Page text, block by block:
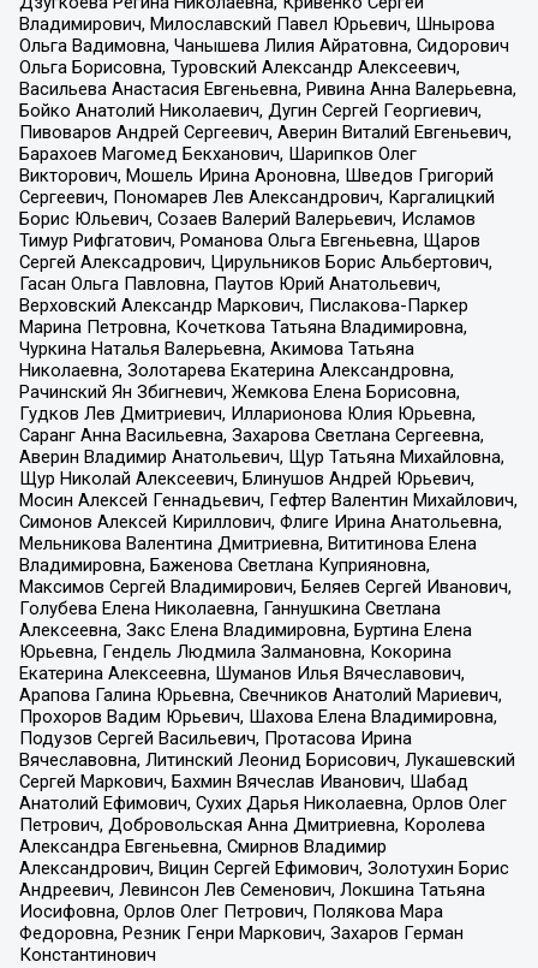
Владимирович, Милославский Павел Юрьевич, Шнырова
Ольга Вадимовна, Чанышева Лилия Айратовна, Сидорович
Ольга Борисовна, Туровский Александр Алексеевич,
Васильева Анастасия Евгеньевна, Ривина Анна Валерьевна,
Бойко Анатолий Николаевич, Дугин Сергей Георгиевич,
Пивоваров Андрей Сергеевич, Аверин Виталий Евгеньевич,
Барахоев Магомед Бекханович, Шарипков Олег
Викторович, Мошель Ирина Ароновна, Шведов Григорий
Сергеевич, Пономарев Лев Александрович, Каргалицкий
Борис Юльевич, Созаев Валерий Валерьевич, Исламов
Тимур Рифгатович, Романова Ольга Евгеньевна, Щаров
Сергей Алексадрович, Цирульников Борис Альбертович,
Гасан Ольга Павловна, Паутов Юрий Анатольевич,
Верховский Александр Маркович, Пислакова-Паркер
Марина Петровна, Кочеткова Татьяна Владимировна,
Чуркина Наталья Валерьевна, Акимова Татьяна
Николаевна, Золотарева Екатерина Александровна,
Рачинский Ян Збигневич, Жемкова Елена Борисовна,
Гудков Лев Дмитриевич, Илларионова Юлия Юрьевна,
Саранг Анна Васильевна, Захарова Светлана Сергеевна,
Аверин Владимир Анатольевич, Щур Татьяна Михайловна,
Щур Николай Алексеевич, Блинушов Андрей Юрьевич,
Мосин Алексей Геннадьевич, Гефтер Валентин Михайлович,
Симонов Алексей Кириллович, Флиге Ирина Анатольевна,
Мельникова Валентина Дмитриевна, Вититинова Елена
Владимировна, Баженова Светлана Куприяновна,
Максимов Сергей Владимирович, Беляев Сергей Иванович,
Голубева Елена Николаевна, Ганнушкина Светлана
Алексеевна, Закс Елена Владимировна, Буртина Елена
Юрьевна, Гендель Людмила Залмановна, Кокорина
Екатерина Алексеевна, Шуманов Илья Вячеславович,
Арапова Галина Юрьевна, Свечников Анатолий Мариевич,
Прохоров Вадим Юрьевич, Шахова Елена Владимировна,
Подузов Сергей Васильевич, Протасова Ирина
Вячеславовна, Литинский Леонид Борисович, Лукашевский
Сергей Маркович, Бахмин Вячеслав Иванович, Шабад
Анатолий Ефимович, Сухих Дарья Николаевна, Орлов Олег
Петрович, Добровольская Анна Дмитриевна, Королева
Александра Евгеньевна, Смирнов Владимир
Александрович, Вицин Сергей Ефимович, Золотухин Борис
Андреевич, Левинсон Лев Семенович, Локшина Татьяна
Иосифовна, Орлов Олег Петрович, Полякова Мара
Федоровна, Резник Генри Маркович, Захаров Герман
Константинович